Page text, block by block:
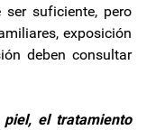
suficiente, pero
exposición
deben consultar
piel, el tratamiento